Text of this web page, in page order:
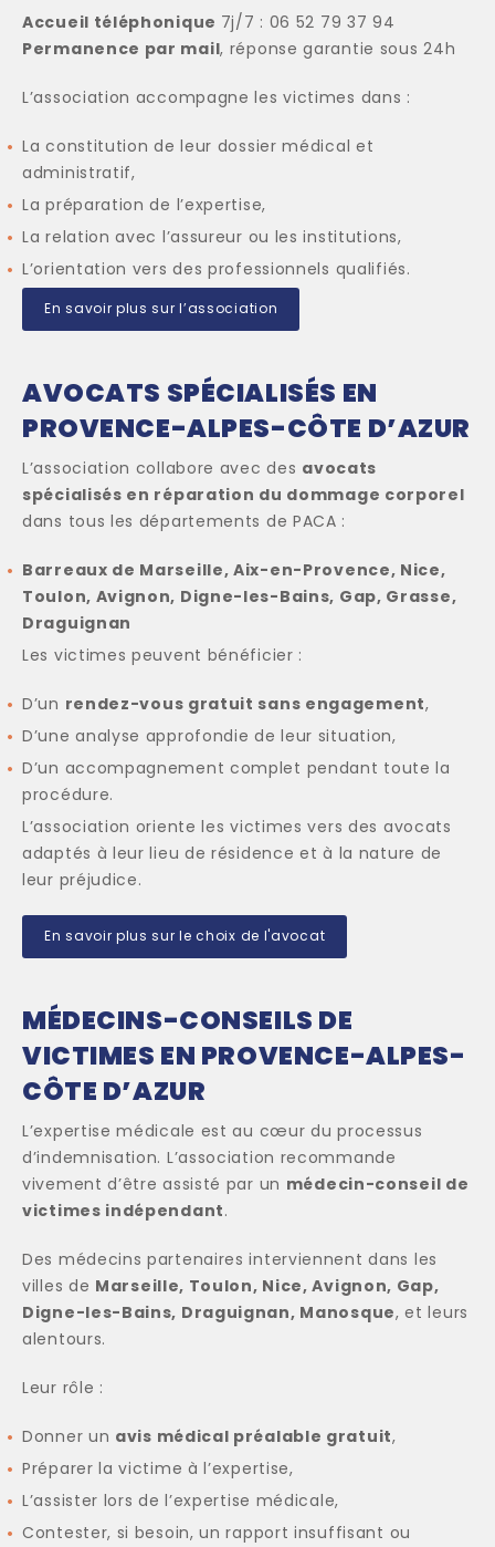
Accueil téléphonique 7j/7 : 06 52 79 37 94
Permanence par mail, réponse garantie sous 24h
L’association accompagne les victimes dans :
La constitution de leur dossier médical et
administratif,
La préparation de l’expertise,
La relation avec l’assureur ou les institutions,
L’orientation vers des professionnels qualifiés.
En savoir plus sur l’association
AVOCATS SPÉCIALISÉS EN
PROVENCE-ALPES-CÔTE D’AZUR
L’association collabore avec des avocats
spécialisés en réparation du dommage corporel
dans tous les départements de PACA :
Barreaux de Marseille, Aix-en-Provence, Nice,
Toulon, Avignon, Digne-les-Bains, Gap, Grasse,
Draguignan
Les victimes peuvent bénéficier :
D’un rendez-vous gratuit sans engagement,
D’une analyse approfondie de leur situation,
D’un accompagnement complet pendant toute la
procédure.
L’association oriente les victimes vers des avocats
adaptés à leur lieu de résidence et à la nature de
leur préjudice.
En savoir plus sur le choix de l'avocat
MÉDECINS-CONSEILS DE
VICTIMES EN PROVENCE-ALPES-
CÔTE D’AZUR
L’expertise médicale est au cœur du processus
d’indemnisation. L’association recommande
vivement d’être assisté par un médecin-conseil de
victimes indépendant.
Des médecins partenaires interviennent dans les
villes de Marseille, Toulon, Nice, Avignon, Gap,
Digne-les-Bains, Draguignan, Manosque, et leurs
alentours.
Leur rôle :
Donner un avis médical préalable gratuit,
Préparer la victime à l’expertise,
L’assister lors de l’expertise médicale,
Contester, si besoin, un rapport insuffisant ou